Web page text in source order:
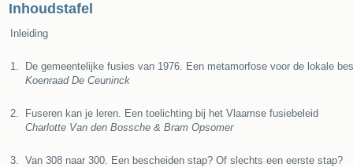
Inhoudstafel
Inleiding
1.
De gemeentelijke fusies van 1976. Een metamorfose voor de lokale
Koenraad De Ceuninck
2.
Fuseren kan je leren. Een toelichting bij het Vlaamse fusiebeleid
Charlotte Van den Bossche & Bram Opsomer
3. Van 308 naar 300. Een bescheiden stap? Of slechts een eerste stap?